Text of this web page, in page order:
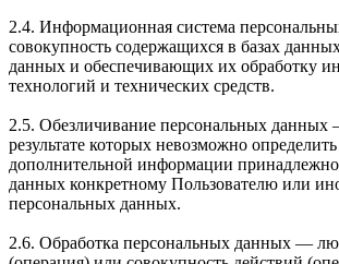
2.4. Информационная система
совокупность содержащихся в базах
данных и обеспечивающих их обработку
технологий и технических средств.
2.5. Обезличивание персональных данных
результате которых невозможно
дополнительной информации
данных конкретному Пользователю или
персональных данных.
2.6. Обработка персональных данных —